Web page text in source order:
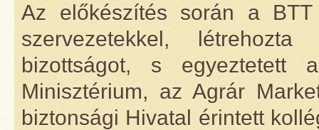
Az előkészítés során a BTT
szervezetekkel,
bizottságot, s egyeztetett
Minisztérium, az Agrár
biztonsági Hivatal érintett